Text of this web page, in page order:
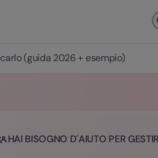
(guida 2026 + esempio)
HAI BISOGNO D´AIUTO PER